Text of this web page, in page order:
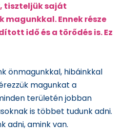
tiszteljük saját
Ennek része
idő és a törődés is. Ez
önmagunkkal, hibáinkkal
magunkat a
területén jobban
is többet tudunk adni.
adni, amink van.